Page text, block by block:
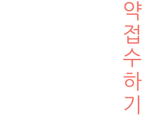
약
접
수
하
기